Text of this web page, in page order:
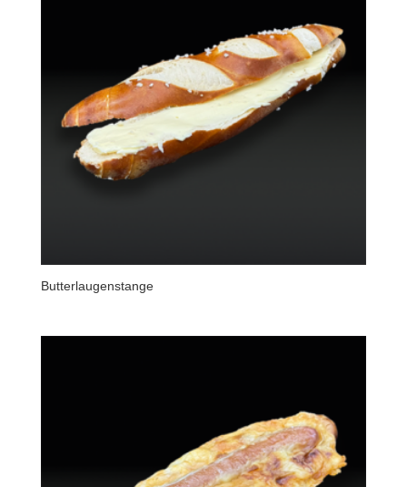
Butterlaugenstange